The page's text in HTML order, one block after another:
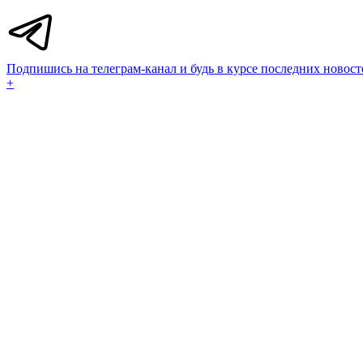
Подпишись на телеграм-канал и будь в курсе последних
+